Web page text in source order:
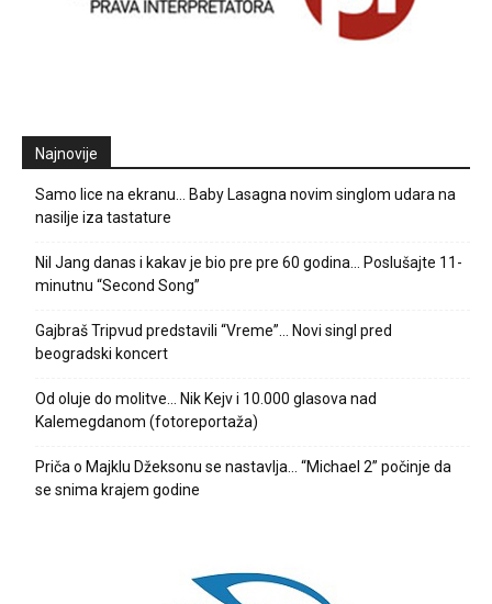
Najnovije
Samo lice na ekranu… Baby Lasagna novim singlom udara na
nasilje iza tastature
Nil Jang danas i kakav je bio pre pre 60 godina… Poslušajte 11-
minutnu “Second Song”
Gajbraš Tripvud predstavili “Vreme”… Novi singl pred
beogradski koncert
Od oluje do molitve… Nik Kejv i 10.000 glasova nad
Kalemegdanom (fotoreportaža)
Priča o Majklu Džeksonu se nastavlja… “Michael 2” počinje da
se snima krajem godine